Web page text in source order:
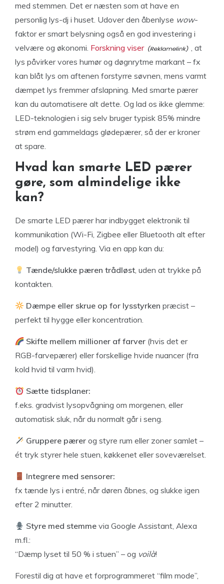
med stemmen. Det er næsten som at have en
personlig lys-dj i huset. Udover den åbenlyse wow-
faktor er smart belysning også en god investering i
velvære og økonomi. Forskning viser
, at
lys påvirker vores humør og døgnrytme markant – fx
kan blåt lys om aftenen forstyrre søvnen, mens varmt
dæmpet lys fremmer afslapning. Med smarte pærer
kan du automatisere alt dette. Og lad os ikke glemme:
LED-teknologien i sig selv bruger typisk 85% mindre
strøm end gammeldags glødepærer, så der er kroner
at spare.
Hvad kan smarte LED pærer
gøre, som almindelige ikke
kan?
De smarte LED pærer har indbygget elektronik til
kommunikation (Wi-Fi, Zigbee eller Bluetooth alt efter
model) og farvestyring. Via en app kan du:
Tænde/slukke pæren trådløst, uden at trykke på
kontakten.
Dæmpe eller skrue op for lysstyrken præcist –
perfekt til hygge eller koncentration.
Skifte mellem millioner af farver (hvis det er
RGB-farvepærer) eller forskellige hvide nuancer (fra
kold hvid til varm hvid).
Sætte tidsplaner:
f.eks. gradvist lysopvågning om morgenen, eller
automatisk sluk, når du normalt går i seng.
Gruppere pærer og styre rum eller zoner samlet –
ét tryk styrer hele stuen, køkkenet eller soveværelset.
Integrere med sensorer:
fx tænde lys i entré, når døren åbnes, og slukke igen
efter 2 minutter.
Styre med stemme via Google Assistant, Alexa
m.fl.:
“Dæmp lyset til 50 % i stuen” – og voilà!
Forestil dig at have et forprogrammeret “film mode”,